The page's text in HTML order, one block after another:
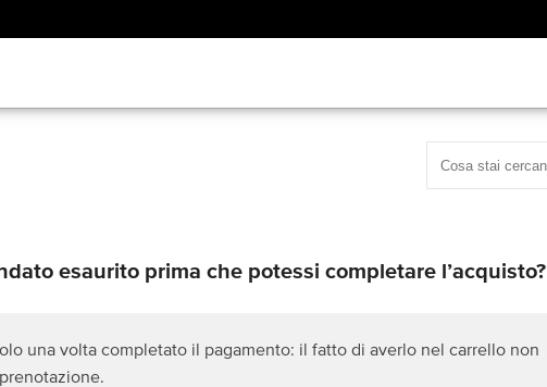
esaurito prima che potessi completare l’acquisto?
una volta completato il pagamento: il fatto di averlo nel carrello non